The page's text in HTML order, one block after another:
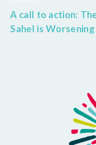
A call to action:
Sahel is Worsening